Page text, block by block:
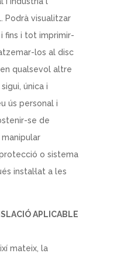
Podrà visualitzar
fins i tot imprimir-
los al disc
qualsevol altre
única i
ús personal i
se de
o sistema
instal·lat a les
APLICABLE
mateix, la